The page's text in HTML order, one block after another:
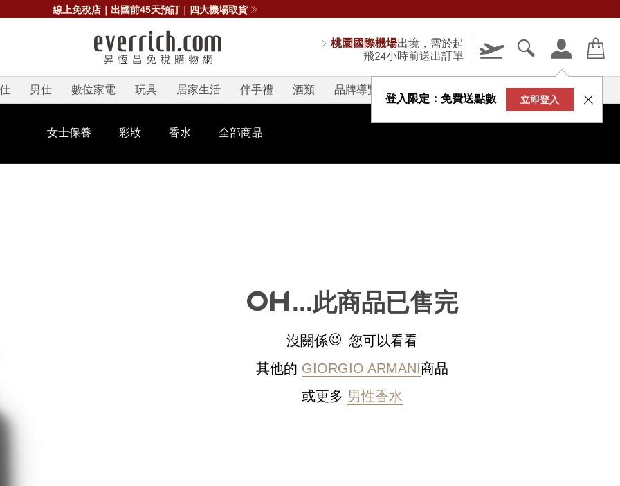
線上免稅店｜出國前45天預訂｜四大機場取貨
桃園國際機場出境，需於起
飛24小時前送出訂單
登入限定：免費送點數 立即登入
男仕 數位家電 玩具 居家生活 伴手禮 酒類 品牌導覽 V-STORY
女士保養 彩妝 香水 全部商品
...此商品已售完
沒關係
您可以看看
其他的 GIORGIO ARMANI商品
或更多 男性香水